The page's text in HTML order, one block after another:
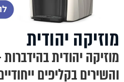
מוזיקה יהודית
מוזיקה יהודית
והשירים בקליפים